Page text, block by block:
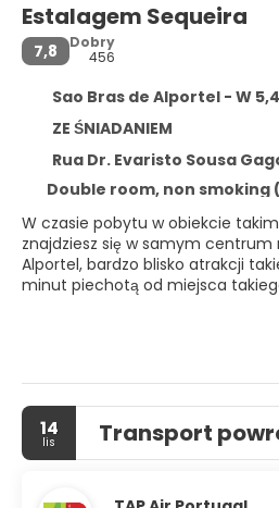
Estalagem Sequeira
7,8
Dobry
456
Sao Bras de Alportel - W
ZE ŚNIADANIEM
Rua Dr. Evaristo Sousa Gago 9 R/C,
Double room, non smoking
W czasie pobytu w obiekcie
znajdziesz się w samym centrum
Alportel, bardzo blisko atrakcji
minut piechotą od miejsca
takiej jak Faro Marina i 20 km od
Poczuj się jak w domu w 32
których wyposażenie to telewizor
Bezpłatny bezprzewodowy
łączność ze światem, a telewizja
14
lis Transport